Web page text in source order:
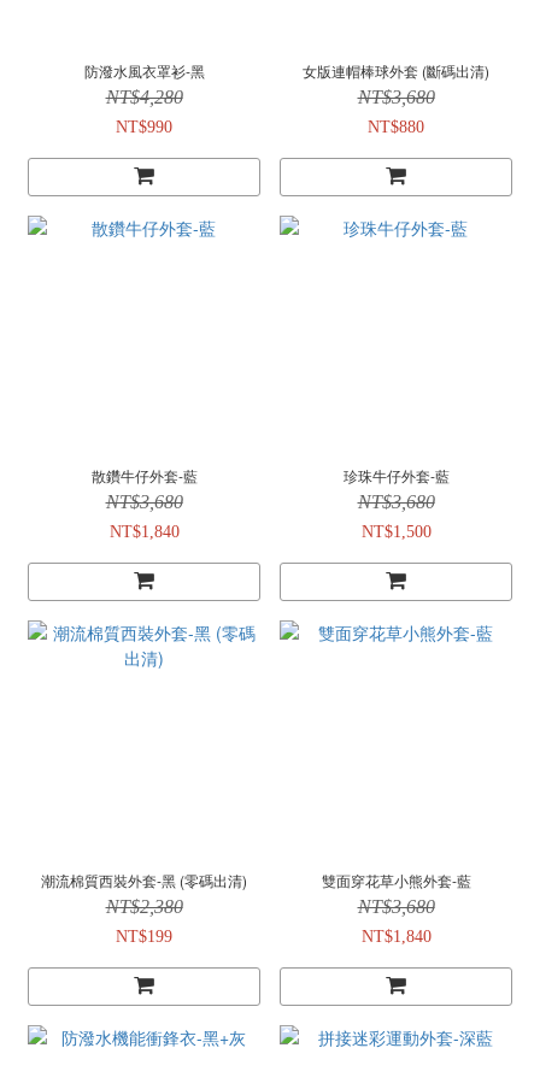
防潑水風衣罩衫-黑
NT$4,280
NT$990
女版連帽棒球外套 (斷碼出清)
NT$3,680
NT$880
散鑽牛仔外套-藍
NT$3,680
NT$1,840
珍珠牛仔外套-藍
NT$3,680
NT$1,500
潮流棉質西裝外套-黑 (零碼出清)
NT$2,380
NT$199
雙面穿花草小熊外套-藍
NT$3,680
NT$1,840